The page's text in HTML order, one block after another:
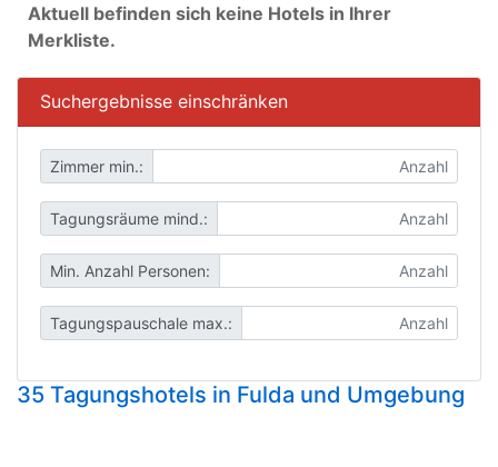
Aktuell befinden sich keine Hotels in Ihrer
Merkliste.
Suchergebnisse einschränken
Zimmer min.:
Tagungsräume mind.:
Min. Anzahl Personen:
Tagungspauschale max.:
35 Tagungshotels in Fulda und Umgebung